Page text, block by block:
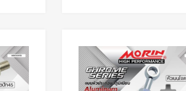
Add to Wishlist